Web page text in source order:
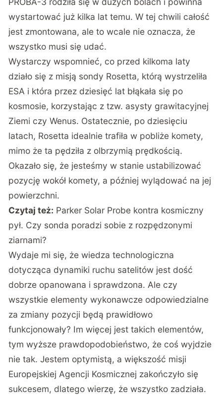
wystartować już kilka lat temu. W tej chwili całość
jest zmontowana, ale to wcale nie oznacza, że
wszystko musi się udać.
Wystarczy wspomnieć, co przed kilkoma laty
działo się z misją sondy Rosetta, którą wystrzeliła
ESA i która przez dziesięć lat błąkała się po
kosmosie, korzystając z tzw. asysty grawitacyjnej
Ziemi czy Wenus. Ostatecznie, po dziesięciu
latach, Rosetta idealnie trafiła w pobliże komety,
mimo że ta pędziła z olbrzymią prędkością.
Okazało się, że jesteśmy w stanie ustabilizować
pozycję wokół komety, a później wylądować na jej
powierzchni.
Czytaj też: Parker Solar Probe kontra kosmiczny
pył. Czy sonda poradzi sobie z rozpędzonymi
ziarnami?
Wydaje mi się, że wiedza technologiczna
dotycząca dynamiki ruchu satelitów jest dość
dobrze opanowana i sprawdzona. Ale czy
wszystkie elementy wykonawcze odpowiedzialne
za zmiany pozycji będą prawidłowo
funkcjonowały? Im więcej jest takich elementów,
tym wyższe prawdopodobieństwo, że coś wyjdzie
nie tak. Jestem optymistą, a większość misji
Europejskiej Agencji Kosmicznej zakończyło się
sukcesem, dlatego wierzę, że wszystko zadziała.